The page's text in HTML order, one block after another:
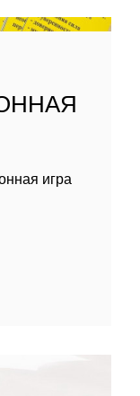
игра